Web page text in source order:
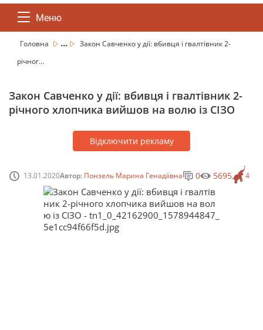
Меню
Головна ...
Закон Савченко у дії: вбивця і гвалтівник 2-
річног...
Закон Савченко у дії: вбивця і гвалтівник 2-
річного хлопчика вийшов на волю із СІЗО
Відключити рекламу
13.01.2020Автор: Понзель Марина Генадіївна 4
0 5695